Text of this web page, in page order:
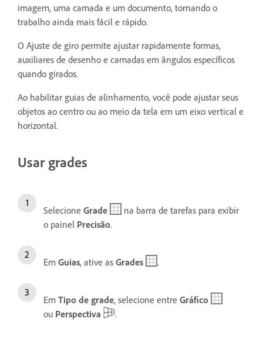
imagem, uma camada e um documento, tornando o
trabalho ainda mais fácil e rápido.
O Ajuste de giro permite ajustar rapidamente formas,
auxiliares de desenho e camadas em ângulos específicos
quando girados.
Ao habilitar guias de alinhamento, você pode ajustar seus
objetos ao centro ou ao meio da tela em um eixo vertical e
horizontal.
Usar grades
Selecione Grade
na barra de tarefas para exibir
o painel Precisão.
Em Guias, ative as Grades .
Em Tipo de grade, selecione entre Gráfico
ou Perspectiva .